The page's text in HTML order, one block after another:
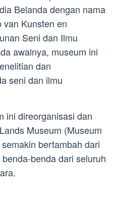
Belanda dengan nama
van Kunsten en
Seni dan Ilmu
awalnya, museum ini
dan
seni dan ilmu
ini direorganisasi dan
Museum (Museum
bertambah dari
benda dari seluruh